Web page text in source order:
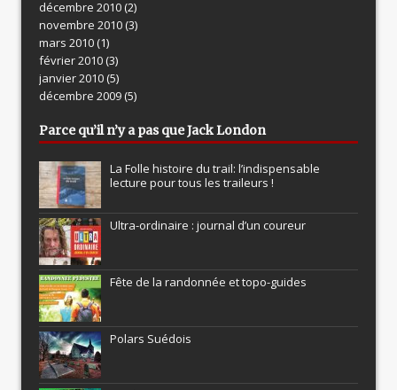
décembre 2010(2)
novembre 2010(3)
mars 2010(1)
février 2010(3)
janvier 2010(5)
décembre 2009(5)
Parce qu’il n’y a pas que Jack London
La Folle histoire du trail: l’indispensable
lecture pour tous les traileurs !
Ultra-ordinaire : journal d’un coureur
Fête de la randonnée et topo-guides
Polars Suédois